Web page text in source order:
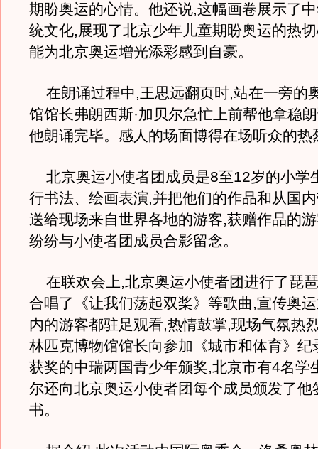
期盼奥运的心情。他还说,这幅画卷展示了
统文化,展现了北京少年儿童期盼奥运的热
能为北京奥运增光添彩感到自豪。
在朗诵过程中,王思远翻页时,站在一旁的
馆馆长弗朗西斯·加贝尔急忙上前帮他拿稳
他朗诵完毕。感人的场面博得在场听众的热
北京奥运小使者团成员是8至12岁的小学
行书法、绘画表演,并把他们的作品和从国
送给现场来自世界各地的游客,获赠作品的
纷纷与小使者团成员合影留念。
在联欢会上,北京奥运小使者团进行了琵
合唱了《让我们荡起双桨》等歌曲,宣传奥
内的游客都驻足观看,热情鼓掌,现场气氛热
林匹克博物馆馆长向参加《城市和体育》纪
获奖的中瑞两国青少年颁奖,北京市有4名学
尔还向北京奥运小使者团每个成员颁发了他
书。